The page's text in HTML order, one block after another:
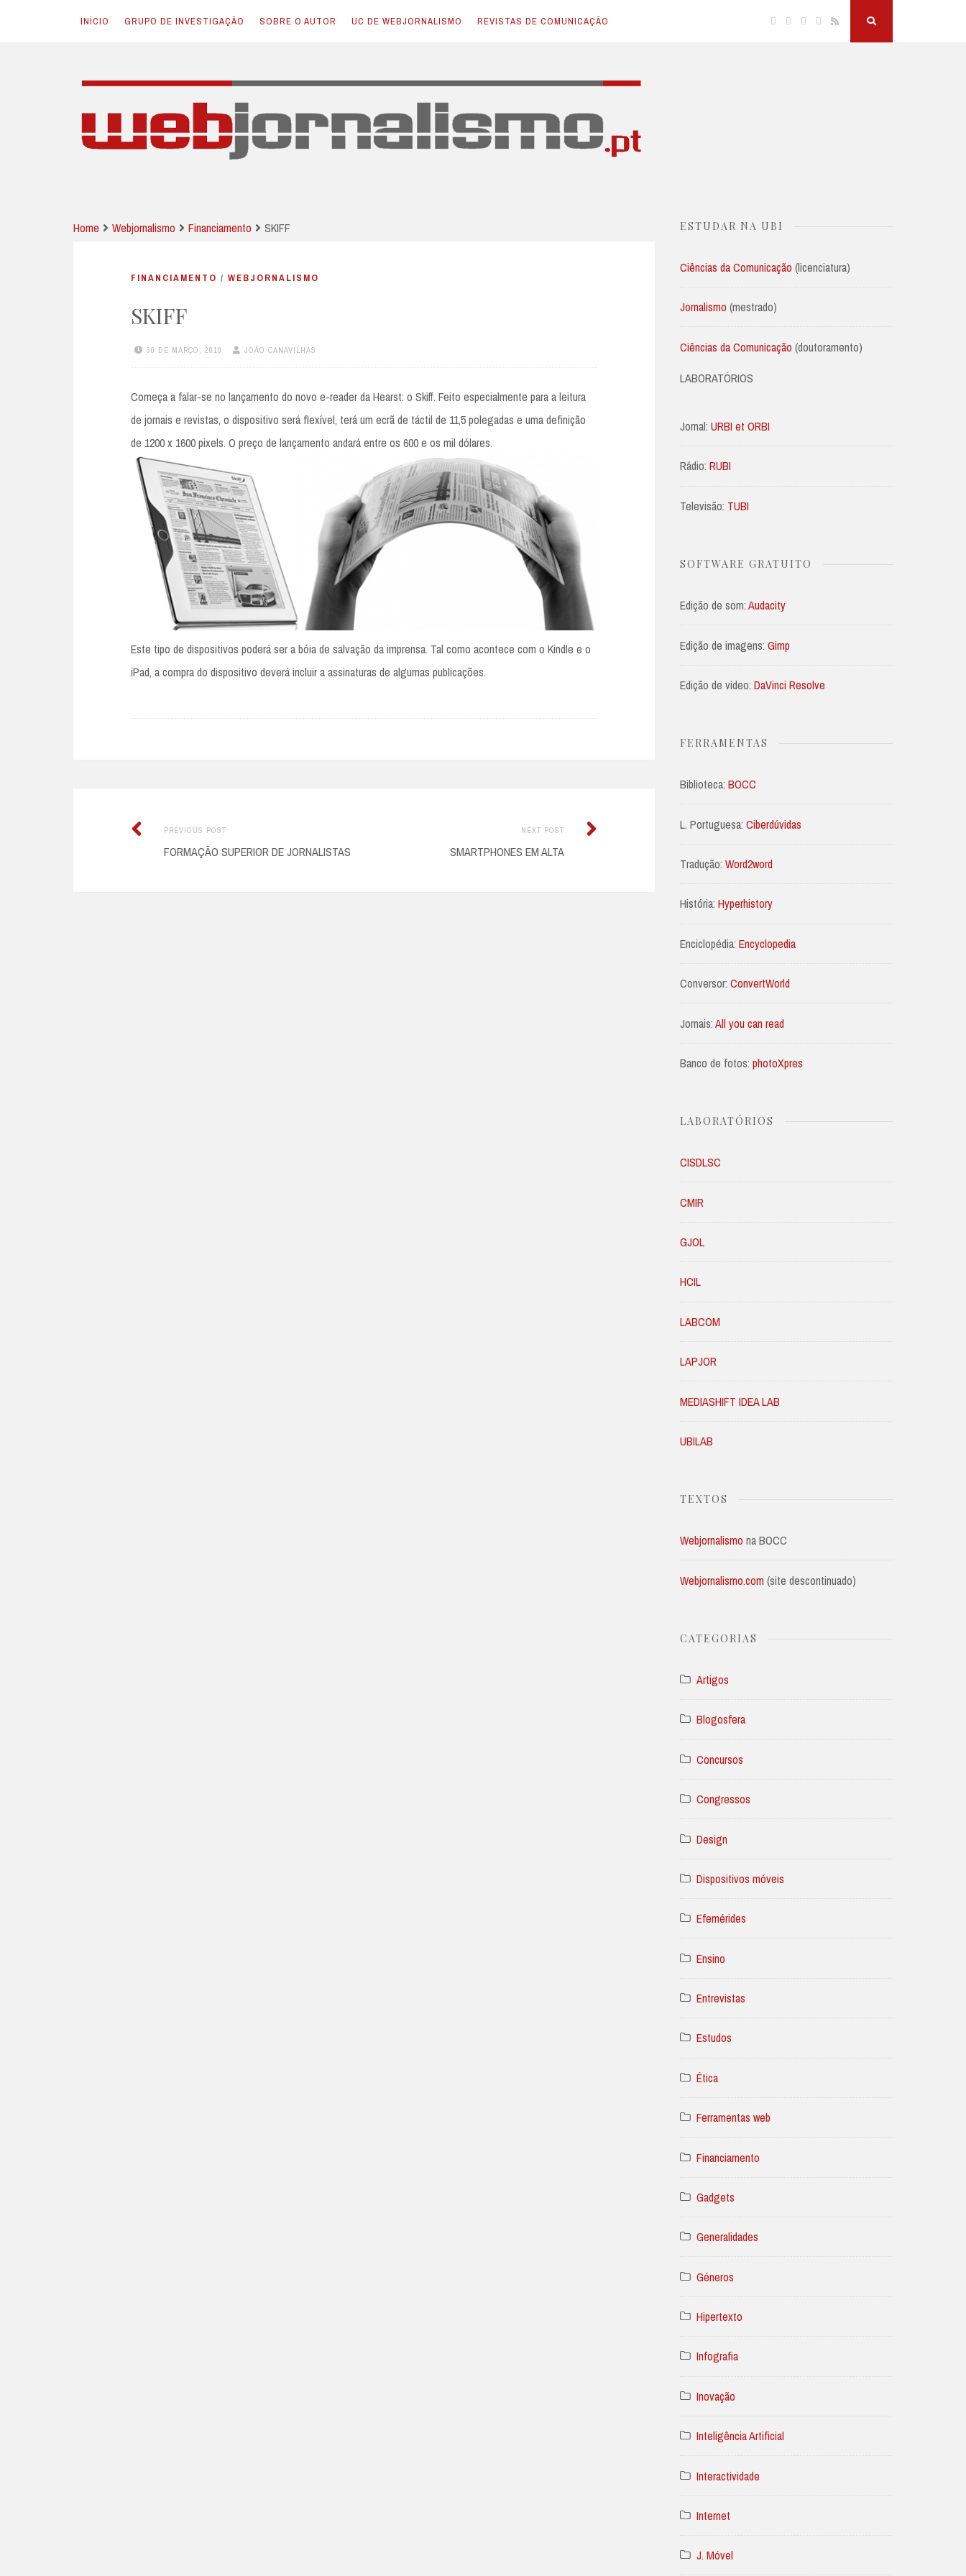
INÍCIO GRUPO DE INVESTIGAÇÃO SOBRE O AUTOR UC DE WEBJORNALISMO REVISTAS DE COMUNICAÇÃO Facebook
TwitterLinkedinInstagram
Home Webjornalismo Financiamento SKIFF
FINANCIAMENTO / WEBJORNALISMO
SKIFF
30 DE MARÇO, 2010 JOÃO CANAVILHAS
Começa a falar-se no lançamento do novo e-reader da Hearst: o Skiff. Feito especialmente para a leitura
de jornais e revistas, o dispositivo será flexível, terá um ecrã de táctil de 11,5 polegadas e uma definição
de 1200 x 1600 pixels. O preço de lançamento andará entre os 600 e os mil dólares.
Este tipo de dispositivos poderá ser a bóia de salvação da imprensa. Tal como acontece com o Kindle e o
iPad, a compra do dispositivo deverá incluir a assinaturas de algumas publicações.
PostPREVIOUS POSTPrevious
post:
FORMAÇÃO SUPERIOR DE JORNALISTAS
NEXT POST
SMARTPHONES EM ALTA
Next
ESTUDAR NA UBI
Ciências da Comunicação (licenciatura)
Jornalismo (mestrado)
Ciências da Comunicação (doutoramento)
LABORATÓRIOS
Jornal: URBI et ORBI
Rádio: RUBI
Televisão: TUBI
SOFTWARE GRATUITO
Edição de som:Audacity
Edição de imagens: Gimp
Edição de vídeo: DaVinci Resolve
FERRAMENTAS
Biblioteca: BOCC
L. Portuguesa: Ciberdúvidas
Tradução: Word2word
História: Hyperhistory
Enciclopédia: Encyclopedia
Conversor: ConvertWorld
Jornais:All you can read
Banco de fotos: photoXpres
LABORATÓRIOS
CISDLSC
CMIR
GJOL
HCIL
LABCOM
LAPJOR
MEDIASHIFT IDEA LAB
UBILAB
TEXTOS
Webjornalismo na BOCC
Webjornalismo.com (site descontinuado)
CATEGORIAS
Artigos
Blogosfera
Concursos
Congressos
Design
Dispositivos móveis
Efemérides
Ensino
Entrevistas
Estudos
Ética
Ferramentas web
Financiamento
Gadgets
Generalidades
Géneros
Hipertexto
Infografia
Inovação
Inteligência Artificial
Interactividade
Internet
J. Móvel